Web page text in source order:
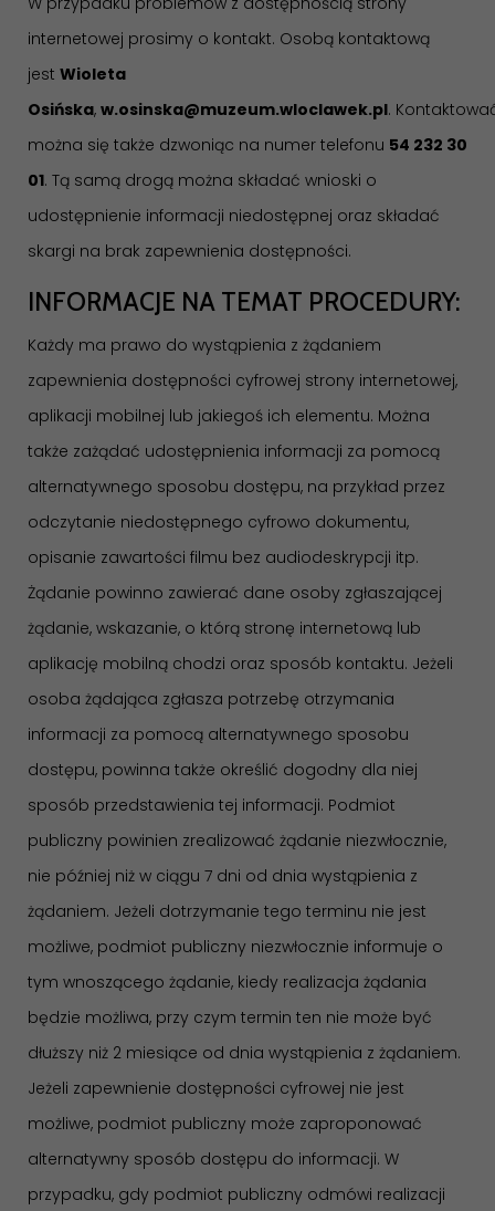
internetowej prosimy o kontakt. Osobą kontaktową
jest Wioleta
Osińska, w.osinska@muzeum.wloclawek.pl.
można się także dzwoniąc na numer telefonu 54 232 30
01. Tą samą drogą można składać wnioski o
udostępnienie informacji niedostępnej oraz składać
skargi na brak zapewnienia dostępności.
INFORMACJE NA TEMAT PROCEDURY:
Każdy ma prawo do wystąpienia z żądaniem
zapewnienia dostępności cyfrowej strony internetowej,
aplikacji mobilnej lub jakiegoś ich elementu. Można
także zażądać udostępnienia informacji za pomocą
alternatywnego sposobu dostępu, na przykład przez
odczytanie niedostępnego cyfrowo dokumentu,
opisanie zawartości filmu bez audiodeskrypcji itp.
Żądanie powinno zawierać dane osoby zgłaszającej
żądanie, wskazanie, o którą stronę internetową lub
aplikację mobilną chodzi oraz sposób kontaktu. Jeżeli
osoba żądająca zgłasza potrzebę otrzymania
informacji za pomocą alternatywnego sposobu
dostępu, powinna także określić dogodny dla niej
sposób przedstawienia tej informacji. Podmiot
publiczny powinien zrealizować żądanie niezwłocznie,
nie później niż w ciągu 7 dni od dnia wystąpienia z
żądaniem. Jeżeli dotrzymanie tego terminu nie jest
możliwe, podmiot publiczny niezwłocznie informuje o
tym wnoszącego żądanie, kiedy realizacja żądania
będzie możliwa, przy czym termin ten nie może być
dłuższy niż 2 miesiące od dnia wystąpienia z żądaniem.
Jeżeli zapewnienie dostępności cyfrowej nie jest
możliwe, podmiot publiczny może zaproponować
alternatywny sposób dostępu do informacji. W
przypadku, gdy podmiot publiczny odmówi realizacji